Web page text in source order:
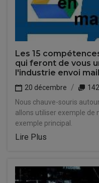
Les 15
qui feront de vous
l'industrie envoi
20 décembre
Nous chauve-souris
allons utiliser exemple
exemple principal.
Lire Plus